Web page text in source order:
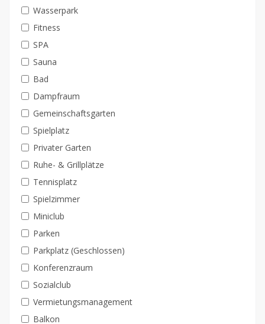
Wasserpark
Fitness
SPA
Sauna
Bad
Dampfraum
Gemeinschaftsgarten
Spielplatz
Privater Garten
Ruhe- & Grillplätze
Tennisplatz
Spielzimmer
Miniclub
Parken
Parkplatz (Geschlossen)
Konferenzraum
Sozialclub
Vermietungsmanagement
Balkon